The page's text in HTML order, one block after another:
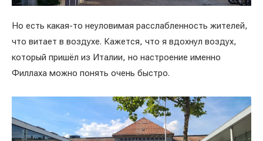
Но есть какая-то неуловимая расслабленность жителей,
что витает в воздухе. Кажется, что я вдохнул воздух,
который пришёл из Италии, но настроение именно
Филлаха можно понять очень быстро.